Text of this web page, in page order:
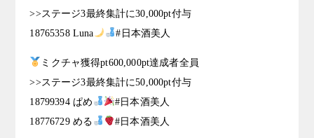
>>ステージ3最終集計に30,000pt付与
18765358 Luna
#日本酒美人
ミクチャ獲得pt600,000pt達成者全員
>>ステージ3最終集計に50,000pt付与
18799394 ぱめ
#日本酒美人
18776729 める
#日本酒美人